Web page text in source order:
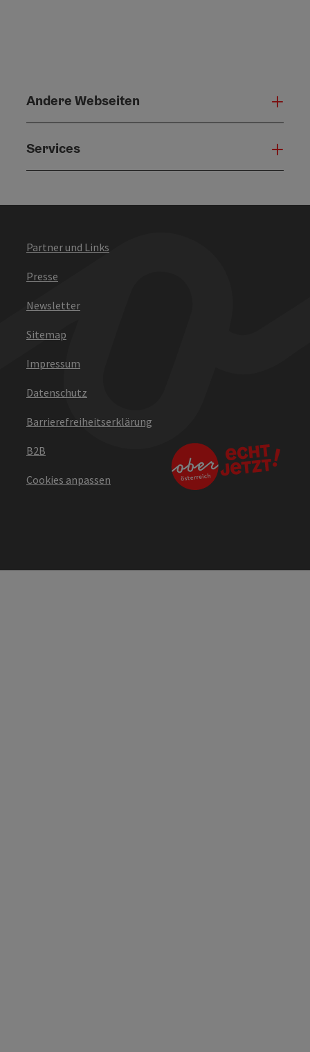
Andere Webseiten
Services
Partner und Links
Presse
Newsletter
Sitemap
Impressum
Datenschutz
Barrierefreiheitserklärung
B2B
Cookies anpassen